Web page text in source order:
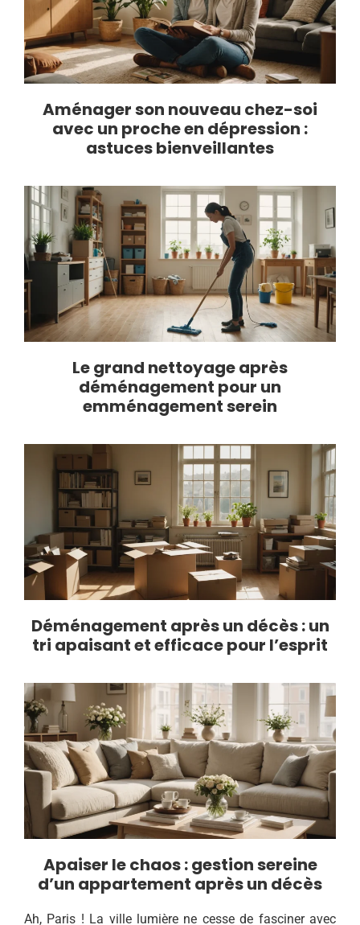
Aménager son nouveau chez-soi
avec un proche en dépression :
astuces bienveillantes
Le grand nettoyage après
déménagement pour un
emménagement serein
Déménagement après un décès : un
tri apaisant et efficace pour l’esprit
Apaiser le chaos : gestion sereine
d’un appartement après un décès
Ah, Paris ! La ville lumière ne cesse de fasciner avec